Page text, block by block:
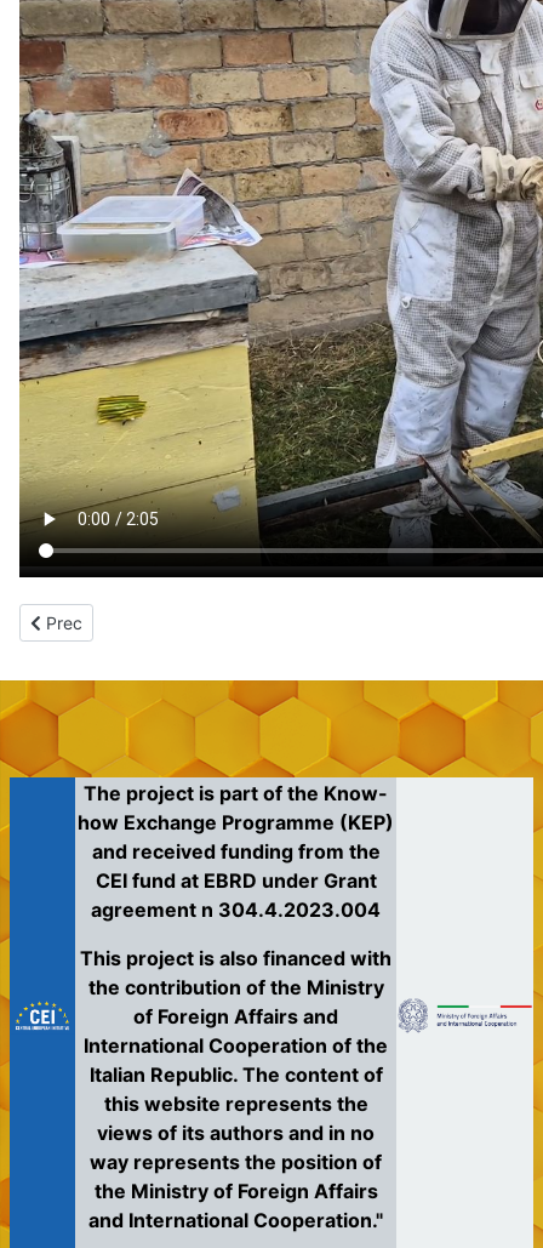
Articolo precedente: Il Progetto
Prec
The project is part of the Know-
how Exchange Programme (KEP)
and received funding from the
CEI fund at EBRD under Grant
agreement n 304.4.2023.004
This project is also financed with
the contribution of the Ministry
of Foreign Affairs and
International Cooperation of the
Italian Republic. The content of
this website represents the
views of its authors and in no
way represents the position of
the Ministry of Foreign Affairs
and International Cooperation."